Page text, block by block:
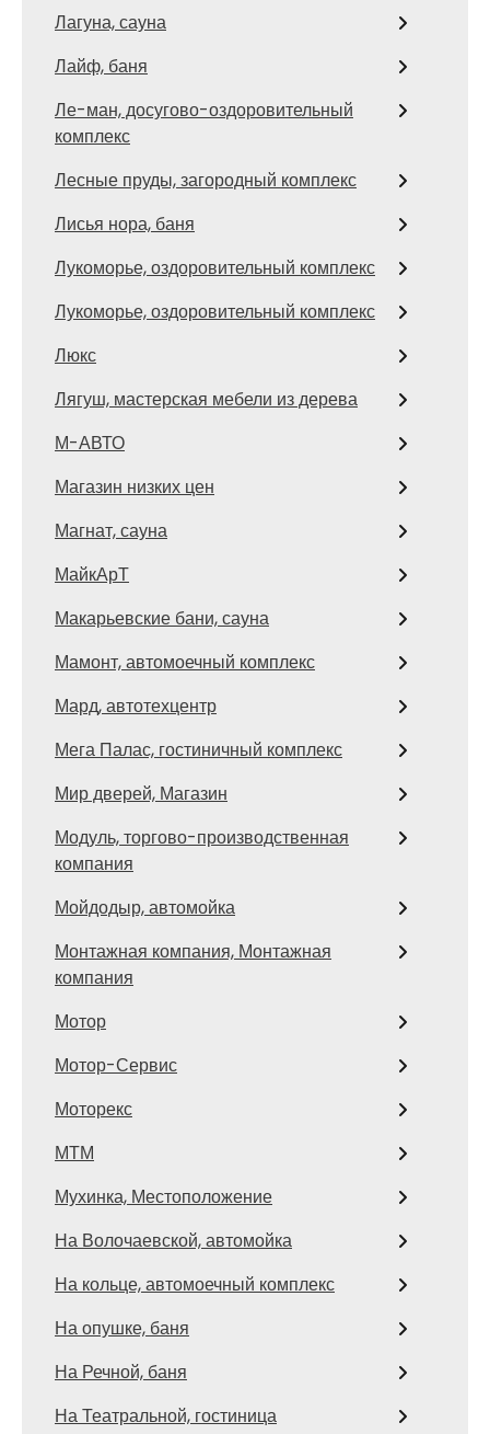
Лагуна, сауна
Лайф, баня
Ле-ман, досугово-оздоровительный
комплекс
Лесные пруды, загородный комплекс
Лисья нора, баня
Лукоморье, оздоровительный комплекс
Лукоморье, оздоровительный комплекс
Люкс
Лягуш, мастерская мебели из дерева
М-АВТО
Магазин низких цен
Магнат, сауна
МайкАрТ
Макарьевские бани, сауна
Мамонт, автомоечный комплекс
Мард, автотехцентр
Мега Палас, гостиничный комплекс
Мир дверей, Магазин
Модуль, торгово-производственная
компания
Мойдодыр, автомойка
Монтажная компания, Монтажная
компания
Мотор
Мотор-Сервис
Моторекс
МТМ
Мухинка, Местоположение
На Волочаевской, автомойка
На кольце, автомоечный комплекс
На опушке, баня
На Речной, баня
На Театральной, гостиница